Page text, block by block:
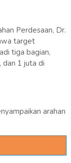
Perdesaan, Dr.
target
tiga bagian,
dan 1 juta di
arahan